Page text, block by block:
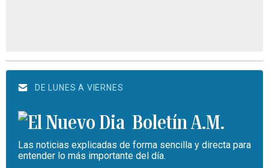
DE LUNES A VIERNES
Boletín A.M.
Las noticias explicadas de forma sencilla y directa para
entender lo más importante del día.